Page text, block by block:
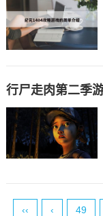
‹‹ ‹ 49